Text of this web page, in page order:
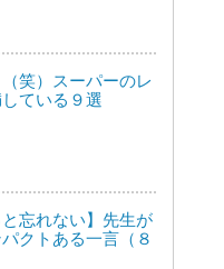
笑）スーパーのレ
ている９選
と忘れない】先生が
クトある一言（８